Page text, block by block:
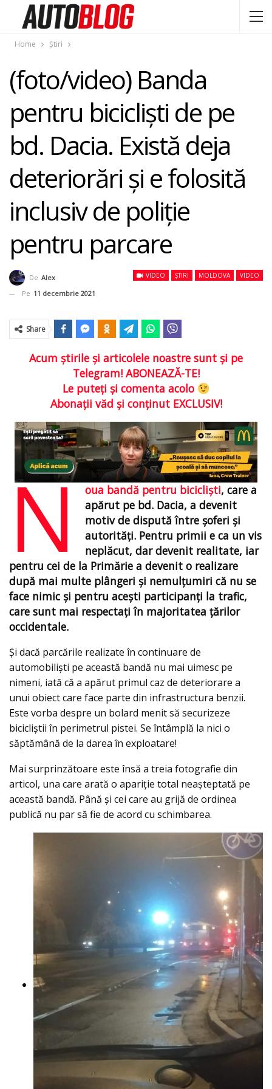
Home Știri
(foto/video) Banda
pentru biciclişti de pe
bd. Dacia. Există deja
deteriorări şi e folosită
inclusiv de poliţie
pentru parcare
VIDEO ȘTIRI MOLDOVA VIDEO
De Alex
Pe 11 decembrie 2021
Share
Acum ştirile şi articolele noastre sunt şi pe
Telegram! ABONEAZĂ-TE!
Le puteţi şi comenta acolo
Abonaţii văd şi conţinut EXCLUSIV!
N oua bandă pentru biciclişti, care a
apărut pe bd. Dacia, a devenit
motiv de dispută între şoferi şi
autorităţi. Pentru primii e ca un vis
neplăcut, dar devenit realitate, iar
pentru cei de la Primărie a devenit o realizare
după mai multe plângeri şi nemulțumiri că nu se
face nimic şi pentru aceşti participanți la trafic,
care sunt mai respectați în majoritatea ţărilor
occidentale.
Şi dacă parcările realizate în continuare de
automobiliști pe această bandă nu mai uimesc pe
nimeni, iată că a apărut primul caz de deteriorare a
unui obiect care face parte din infrastructura benzii.
Este vorba despre un bolard menit să securizeze
bicicliștii în perimetrul pistei. Se întâmplă la nici o
săptămână de la darea în exploatare!
Mai surprinzătoare este însă a treia fotografie din
articol, una care arată o apariţie total neaşteptată pe
această bandă. Până şi cei care au grijă de ordinea
publică nu par să fie de acord cu schimbarea.